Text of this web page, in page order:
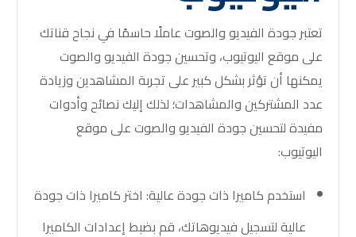
تعتبر جودة الفيديو والصوت عاملًا حاسمًا في نجاح قناتك
على موقع اليوتيوب، وتحسين جودة الفيديو والصوت
يمكنها أن تؤثر بشكل كبير على تجربة المشاهدين وزيادة
عدد المشتركين والمشاهدات؛ لذلك إليك نصائح وأدوات
مفيدة لتحسين جودة الفيديو والصوت على موقع
اليوتيوب:
استخدم كاميرا ذات جودة عالية: اختر كاميرا ذات جودة
عالية لتسجيل فيديوهاتك، قم بضبط إعدادات الكاميرا